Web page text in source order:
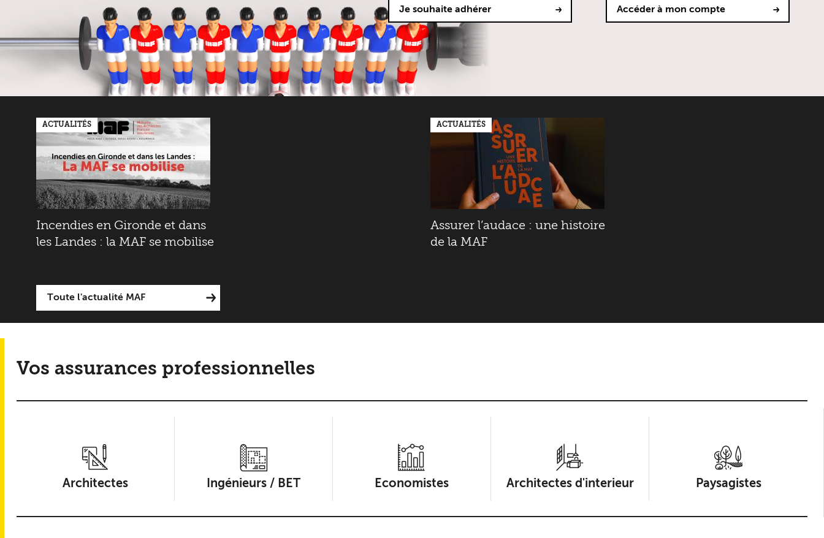
Je souhaite adhérer Accéder à mon compte
ACTUALITÉS
Incendies en Gironde et dans
les Landes : la MAF se mobilise
ACTUALITÉS
Assurer l’audace : une histoire
de la MAF
Toute l'actualité MAF
Vos assurances professionnelles
Architectes Ingénieurs / BET Economistes Architectes d'interieur Paysagistes